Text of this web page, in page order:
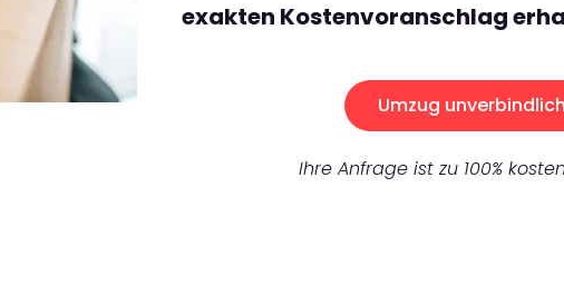
exakten Kostenvoranschlag
Umzug
Ihre Anfrage ist zu 100%